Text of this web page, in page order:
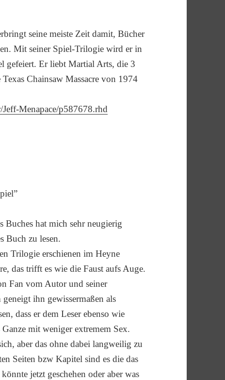
seine meiste Zeit damit, Bücher
Mit seiner Spiel-Trilogie wird er in
gefeiert. Er liebt Martial Arts, die 3
Chainsaw Massacre von 1974
Menapace/p587678.rhd
Buches hat mich sehr neugierig
Buch zu lesen.
Trilogie erschienen im Heyne
das trifft es wie die Faust aufs Auge.
Fan vom Autor und seiner
ihn gewissermaßen als
dass er dem Leser ebenso wie
mit weniger extremem Sex.
aber das ohne dabei langweilig zu
Seiten bzw Kapitel sind es die das
jetzt geschehen oder aber was